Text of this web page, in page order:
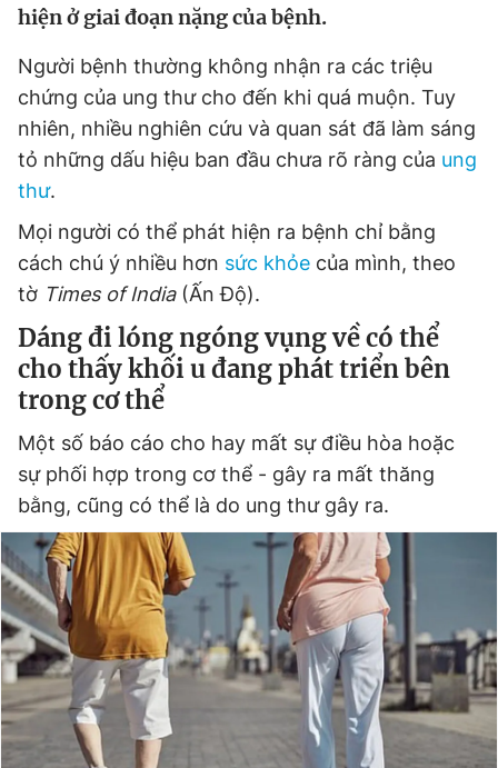
Sản phẩm khác
Tiện ích Bạn cần biết
Thông tin tòa soạn Liên hệ quảng cáo
Đọc Thanh Niên trên điện thoại
Theo dõi báo trên
Hotline
0906 645 777
Liên hệ quảng cáo
0908 780 404
Đặt báo Quảng cáo RSS Tòa soạn Chính sách bảo
Tổng biên tập: Nguyễn Ngọc Toàn
Phó tổng biên tập thường trực: Hải Thành
Phó tổng biên tập: Lâm Hiếu Dũng
Phó tổng biên tập: Trần Việt Hưng
Tổng thư ký tòa soạn: Đức Trung
hiện ở giai đoạn nặng của bệnh.
Người bệnh thường không nhận ra các triệu
chứng của ung thư cho đến khi quá muộn. Tuy
nhiên, nhiều nghiên cứu và quan sát đã làm sáng
tỏ những dấu hiệu ban đầu chưa rõ ràng của ung
thư.
Mọi người có thể phát hiện ra bệnh chỉ bằng
cách chú ý nhiều hơn sức khỏe của mình, theo
tờ Times of India(Ấn Độ).
Dáng đi lóng ngóng vụng về có thể
cho thấy khối u đang phát triển bên
trong cơ thể
Một số báo cáo cho hay mất sự điều hòa hoặc
sự phối hợp trong cơ thể - gây ra mất thăng
bằng, cũng có thể là do ung thư gây ra.